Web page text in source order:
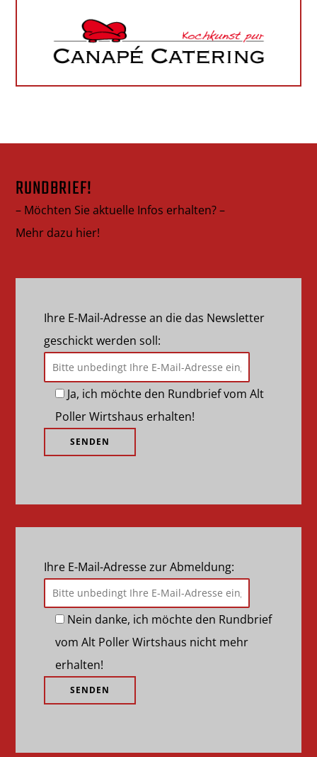
RUNDBRIEF!
– Möchten Sie aktuelle Infos erhalten? –
Mehr dazu hier!
Ihre E-Mail-Adresse an die das Newsletter
geschickt werden soll:
Ja, ich möchte den Rundbrief vom Alt
Poller Wirtshaus erhalten!
Ihre E-Mail-Adresse zur Abmeldung:
Nein danke, ich möchte den Rundbrief
vom Alt Poller Wirtshaus nicht mehr
erhalten!